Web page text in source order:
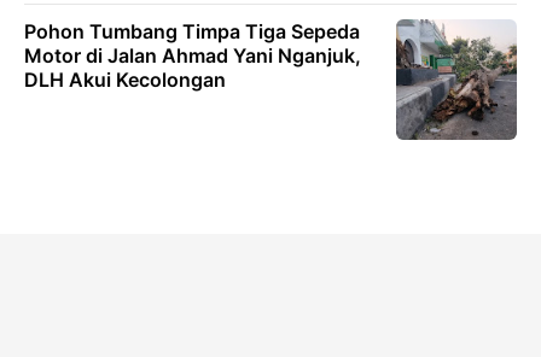
Pohon Tumbang Timpa Tiga Sepeda
Motor di Jalan Ahmad Yani Nganjuk,
DLH Akui Kecolongan